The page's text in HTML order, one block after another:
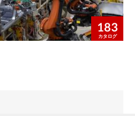
183
カタログ